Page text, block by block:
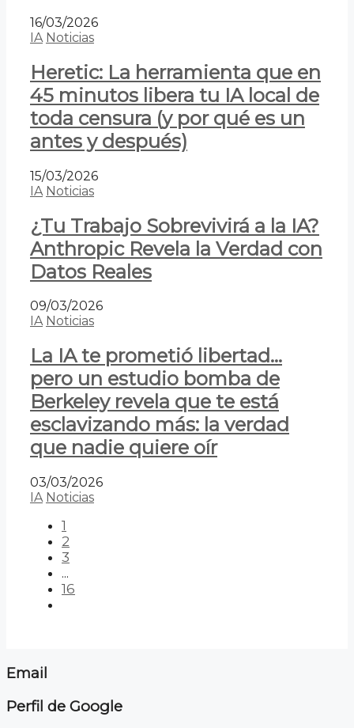
16/03/2026
IA Noticias
Heretic: La herramienta que en
45 minutos libera tu IA local de
toda censura (y por qué es un
antes y después)
15/03/2026
IA Noticias
¿Tu Trabajo Sobrevivirá a la IA?
Anthropic Revela la Verdad con
Datos Reales
09/03/2026
IA Noticias
La IA te prometió libertad…
pero un estudio bomba de
Berkeley revela que te está
esclavizando más: la verdad
que nadie quiere oír
03/03/2026
IA Noticias
1
2
3
...
16
Email
Perfil de Google